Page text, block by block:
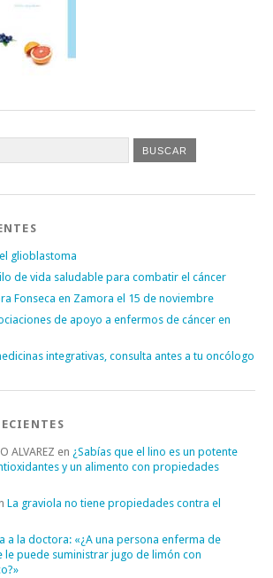
glioblastoma
de vida saludable para combatir el cáncer
Fonseca en Zamora el 15 de noviembre
de apoyo a enfermos de cáncer en
integrativas, consulta antes a tu oncólogo
ALVAREZ en ¿Sabías que el lino es un potente
y un alimento con propiedades
La graviola no tiene propiedades contra el
a la doctora: «¿A una persona enferma de
le puede suministrar jugo de limón con